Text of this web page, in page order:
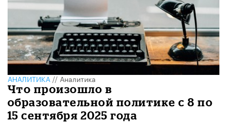
АНАЛИТИКА//Аналитика
Что произошло в
образовательной политике с 8 по
15 сентября 2025 года